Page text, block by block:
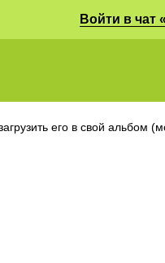
Войти в
его в свой альбом